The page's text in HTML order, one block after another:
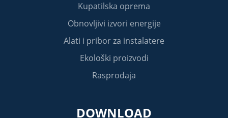
Kupatilska oprema
Obnovljivi izvori energije
Alati i pribor za instalatere
Ekološki proizvodi
Rasprodaja
DOWNLOAD